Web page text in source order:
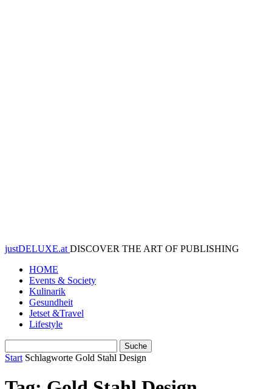
justDELUXE.at DISCOVER THE ART OF PUBLISHING
HOME
Events & Society
Kulinarik
Gesundheit
Jetset &Travel
Lifestyle
Start Schlagworte Gold Stahl Design